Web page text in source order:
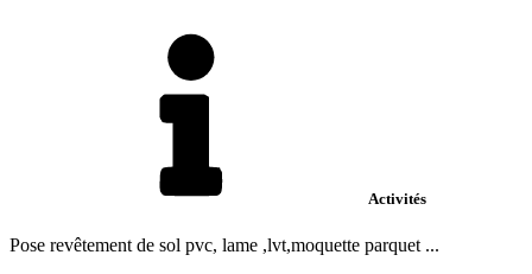
Activités
Pose revêtement de sol pvc, lame ,lvt,moquette parquet ...